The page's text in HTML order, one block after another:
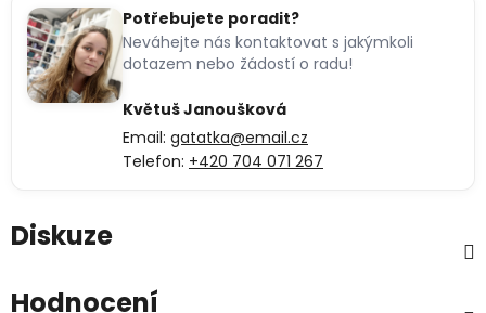
Potřebujete poradit?
Neváhejte nás kontaktovat s jakýmkoli
dotazem nebo žádostí o radu!
Květuš Janoušková
Email: gatatka@email.cz
Telefon: +420 704 071 267
Diskuze
Hodnocení